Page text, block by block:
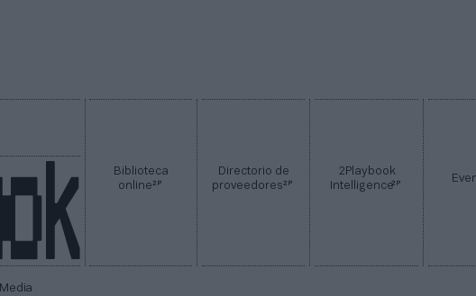
Biblioteca
online2P
Directorio de
proveedores2P
2Playbook
Intelligence2P
Media